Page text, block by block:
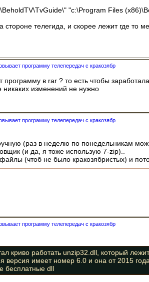
"c:\Program Files
телегида, и скорее лежит где то
программу телепередач с кракозябр
в rar ? то есть чтобы
изменений не нужно
программу телепередач с кракозябр
(раз в неделю по понедельникам
(и да, я тоже использую 7-zip)..
(чтоб не было кракозябристых) и
программу телепередач с кракозябр
криво работать unzip32.dll, который
имеет номер 6.0 и она от 2015
бесплатные dll